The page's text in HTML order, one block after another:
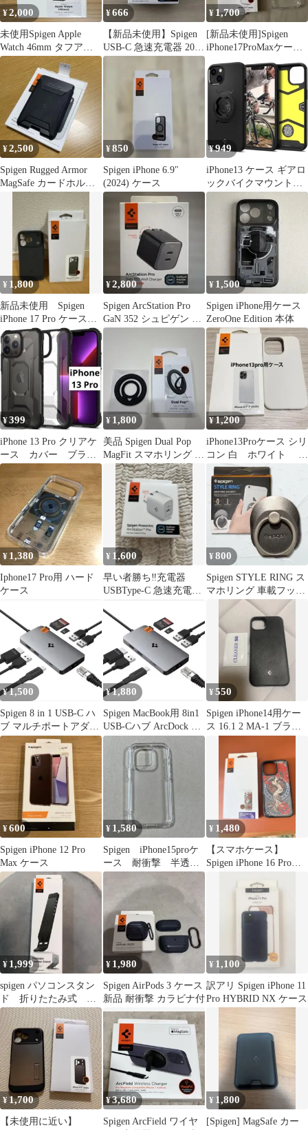
¥2,000
未使用Spigen Apple
Watch 46mm タフアー
マー
¥666
【新品未使用】Spigen
USB-C 急速充電器 20W
GaN 折りたたみ式
¥ 1,700
[新品未使用]Spigen
iPhone17ProMaxケース
MagSafe対応
¥2,500
Spigen Rugged Armor
MagSafe カードホルダ
¥850
Spigen iPhone 6.9"
(2024) ケース
¥949
iPhone13 ケース ギアロ
ックバイクマウントケ
ース マット
¥ 1,800
新品未使用 Spigen
iPhone 17 Pro ケース
ラギッドアーマー
¥2,800
Spigen ArcStation Pro
GaN 352 シュピゲン 充
電器
¥ 1,500
Spigen iPhone用ケース
ZeroOne Edition 本体
¥399
iPhone 13 Pro クリアケ
ース カバー ブラッ
ク 黒 spigen
¥ 1,800
美品 Spigen Dual Pop
MagFit スマホリング ブ
ラック
¥1,200
iPhone13Proケース シリ
コン 白 ホワイト マ
ット感
¥ 1,380
Iphone17 Pro用 ハード
ケース
¥ 1,600
早い者勝ち‼️充電器
USBType-C 急速充電
¥800
Spigen STYLE RING ス
マホリング 車載フック
¥1,500
Spigen 8 in 1 USB-C ハ
ブ マルチポートアダプ
ター
¥1,880
Spigen MacBook用 8in1
USB-Cハブ ArcDock 未
使用
¥550
Spigen iPhone14用ケー
ス 16.1 2 MA-1 ブラッ
¥600
Spigen iPhone 12 Pro
Max ケース
¥ 1,580
Spigen iPhone15proケ
ース 耐衝撃 半透
明 さらさら クリア
¥ 1,480
【スマホケース】
Spigen iPhone 16 Pro
¥ 1,999
spigen パソコンスタン
ド 折りたたみ式 ブ
ラック 収納袋付 ６
段
¥ 1,980
Spigen AirPods 3 ケース
新品 耐衝撃 カラビナ付
¥ 1,100
訳アリ Spigen iPhone 11
Pro HYBRID NX ケース
¥1,700
【未使用に近い】
¥3,680
Spigen ArcField ワイヤ
¥ 1,800
[Spigen] MagSafe カー